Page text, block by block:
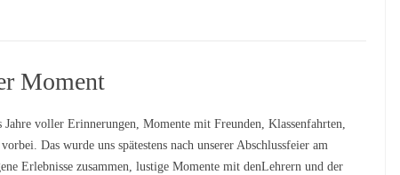
Moment
Jahre voller Erinnerungen, Momente mit Freunden, Klassenfahrten,
Das wurde uns spätestens nach unserer Abschlussfeier am
Erlebnisse zusammen, lustige Momente mit denLehrern und der